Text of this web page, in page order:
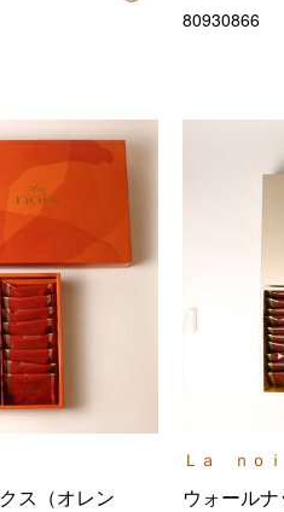
80930866
ス（オレン
Ｌａ ｎｏｉ
ウォール